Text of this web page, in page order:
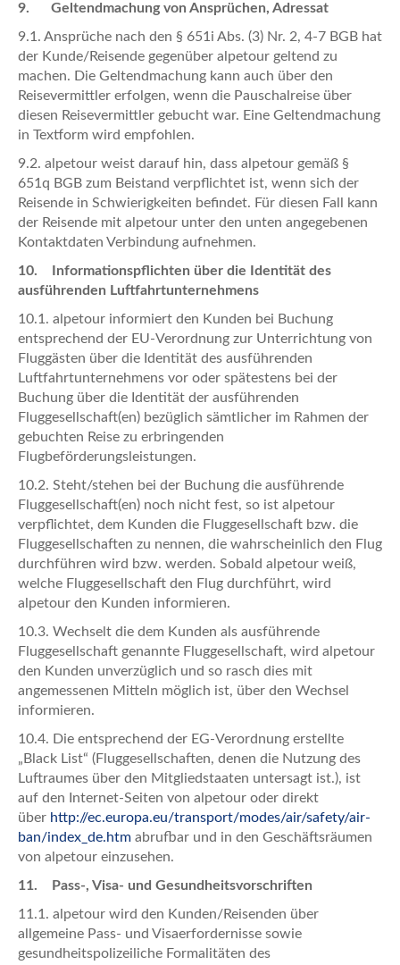
9. Geltendmachung von Ansprüchen, Adressat
9.1. Ansprüche nach den § 651i Abs. (3) Nr. 2, 4-7 BGB hat
der Kunde/Reisende gegenüber alpetour geltend zu
machen. Die Geltendmachung kann auch über den
Reisevermittler erfolgen, wenn die Pauschalreise über
diesen Reisevermittler gebucht war. Eine Geltendmachung
in Textform wird empfohlen.
9.2. alpetour weist darauf hin, dass alpetour gemäß §
651q BGB zum Beistand verpflichtet ist, wenn sich der
Reisende in Schwierigkeiten befindet. Für diesen Fall kann
der Reisende mit alpetour unter den unten angegebenen
Kontaktdaten Verbindung aufnehmen.
10. Informationspflichten über die Identität des
ausführenden Luftfahrtunternehmens
10.1. alpetour informiert den Kunden bei Buchung
entsprechend der EU-Verordnung zur Unterrichtung von
Fluggästen über die Identität des ausführenden
Luftfahrtunternehmens vor oder spätestens bei der
Buchung über die Identität der ausführenden
Fluggesellschaft(en) bezüglich sämtlicher im Rahmen der
gebuchten Reise zu erbringenden
Flugbeförderungsleistungen.
10.2. Steht/stehen bei der Buchung die ausführende
Fluggesellschaft(en) noch nicht fest, so ist alpetour
verpflichtet, dem Kunden die Fluggesellschaft bzw. die
Fluggesellschaften zu nennen, die wahrscheinlich den Flug
durchführen wird bzw. werden. Sobald alpetour weiß,
welche Fluggesellschaft den Flug durchführt, wird
alpetour den Kunden informieren.
10.3. Wechselt die dem Kunden als ausführende
Fluggesellschaft genannte Fluggesellschaft, wird alpetour
den Kunden unverzüglich und so rasch dies mit
angemessenen Mitteln möglich ist, über den Wechsel
informieren.
10.4. Die entsprechend der EG-Verordnung erstellte
„Black List“ (Fluggesellschaften, denen die Nutzung des
Luftraumes über den Mitgliedstaaten untersagt ist.), ist
auf den Internet-Seiten von alpetour oder direkt
über http://ec.europa.eu/transport/modes/air/safety/air-
ban/index_de.htm abrufbar und in den Geschäftsräumen
von alpetour einzusehen.
11. Pass-, Visa- und Gesundheitsvorschriften
11.1. alpetour wird den Kunden/Reisenden über
allgemeine Pass- und Visaerfordernisse sowie
gesundheitspolizeiliche Formalitäten des